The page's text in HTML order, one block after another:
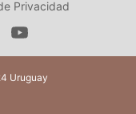
Privacidad
Uruguay